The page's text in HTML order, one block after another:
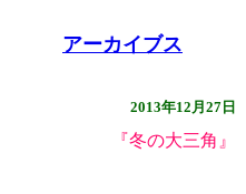
アーカイブス
2013年12月27日
『冬の大三角』